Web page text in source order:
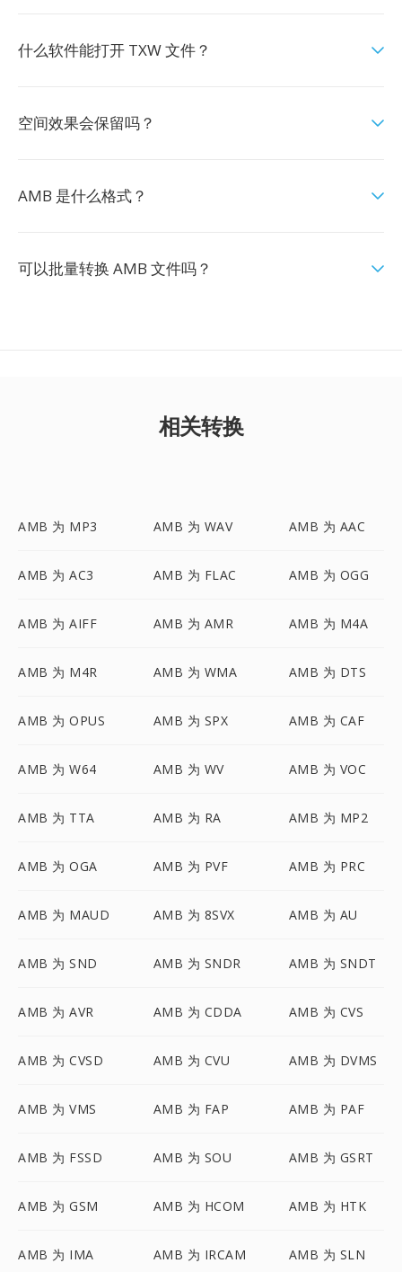
什么软件能打开 TXW 文件？
空间效果会保留吗？
AMB 是什么格式？
可以批量转换 AMB 文件吗？
相关转换
AMB 为 MP3 AMB 为 WAV AMB 为 AAC
AMB 为 AC3 AMB 为 FLAC AMB 为 OGG
AMB 为 AIFF AMB 为 AMR AMB 为 M4A
AMB 为 M4R AMB 为 WMA AMB 为 DTS
AMB 为 OPUS AMB 为 SPX AMB 为 CAF
AMB 为 W64 AMB 为 WV AMB 为 VOC
AMB 为 TTA AMB 为 RA AMB 为 MP2
AMB 为 OGA AMB 为 PVF AMB 为 PRC
AMB 为 MAUD AMB 为 8SVX AMB 为 AU
AMB 为 SND AMB 为 SNDR AMB 为 SNDT
AMB 为 AVR AMB 为 CDDA AMB 为 CVS
AMB 为 CVSD AMB 为 CVU AMB 为 DVMS
AMB 为 VMS AMB 为 FAP AMB 为 PAF
AMB 为 FSSD AMB 为 SOU AMB 为 GSRT
AMB 为 GSM AMB 为 HCOM AMB 为 HTK
AMB 为 IMA AMB 为 IRCAM AMB 为 SLN